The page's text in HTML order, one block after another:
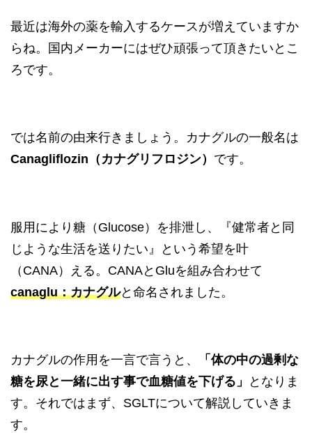
最近は海外の薬を輸入するケースが増えていますか
らね。国内メーカーにはぜひ頑張って頂きたいとこ
ろです。
では名前の由来行きましょう。カナグルの一般名は
Canagliflozin（カナグリフ ロジン） です。
服用により糖（Glucose）を排泄し、『健常者と同
じような生活を送りたい』という希望を叶
（CANA）える。CANAとGluを組み合わせて
canaglu：カナグルと命名されました。
カナグルの作用を一言で言うと、
「体の中の過剰な
糖を尿と一緒に出す事で血糖値を下げる」
となりま
す。それではまず、SGLTについて解説していきま
す。